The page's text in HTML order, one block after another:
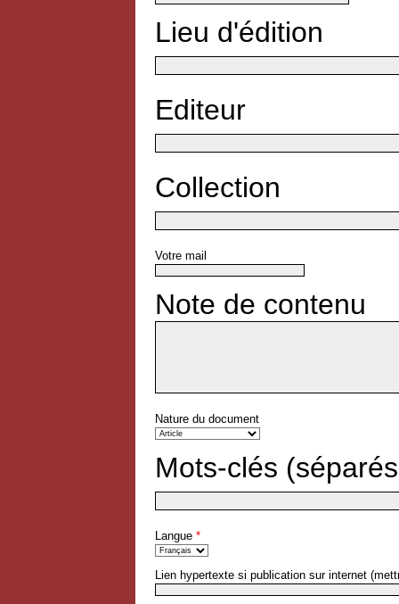
Lieu d'édition
Editeur
Collection
Votre mail
Note de contenu
Nature du document
Mots-clés
Langue *
Lien hypertexte si publication sur internet